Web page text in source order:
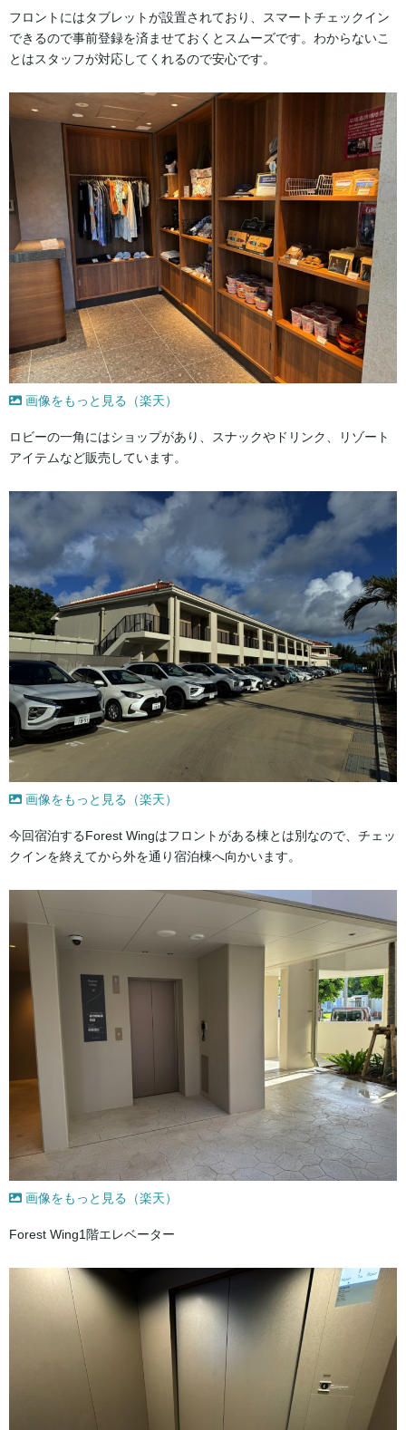
フロントにはタブレットが設置されており、スマートチェックイン
できるので事前登録を済ませておくとスムーズです。わからないこ
とはスタッフが対応してくれるので安心です。
画像をもっと見る（楽天）
ロビーの一角にはショップがあり、スナックやドリンク、リゾート
アイテムなど販売しています。
画像をもっと見る（楽天）
今回宿泊するForest Wingはフロントがある棟とは別なので、チェッ
クインを終えてから外を通り宿泊棟へ向かいます。
画像をもっと見る（楽天）
Forest Wing1階エレベーター